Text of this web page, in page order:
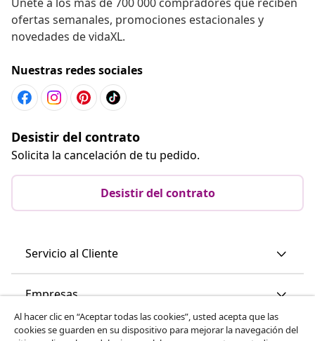
ofertas semanales, promociones estacionales y
novedades de vidaXL.
Nuestras redes sociales
Desistir del contrato
Solicita la cancelación de tu pedido.
Desistir del contrato
Servicio al Cliente
Empresas
vidaXL
Al hacer clic en “Aceptar todas las cookies”, usted acepta que las
cookies se guarden en su dispositivo para mejorar la navegación del